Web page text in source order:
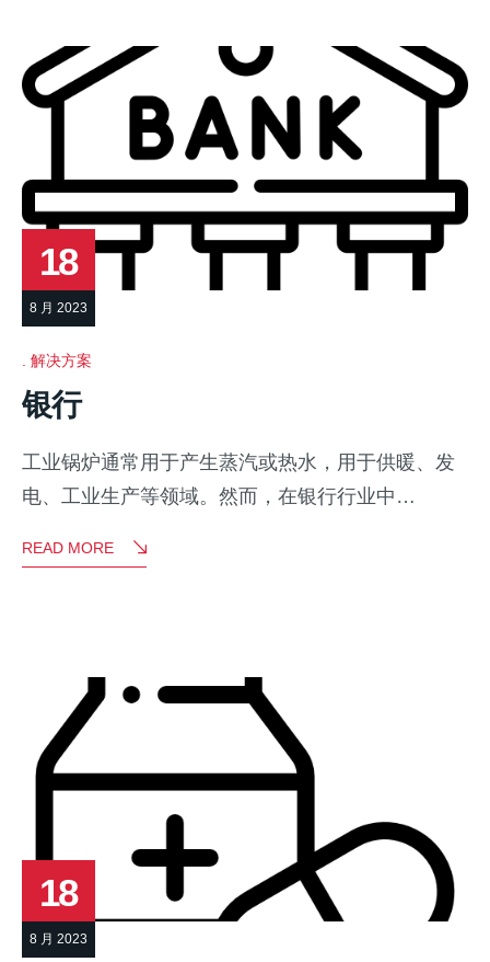
18
8 月 2023
解决方案
银行
工业锅炉通常用于产生蒸汽或热水，用于供暖、发
电、工业生产等领域。然而，在银行行业中…
READ MORE
18
8 月 2023